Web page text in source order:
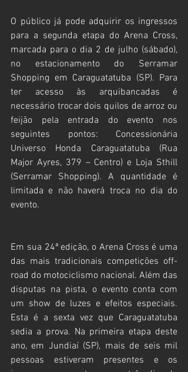
O público já pode adquirir os ingressos
para a segunda etapa do Arena Cross,
marcada para o dia 2 de julho (sábado),
no estacionamento do Serramar
Shopping em Caraguatatuba (SP). Para
ter acesso às arquibancadas é
necessário trocar dois quilos de arroz ou
feijão pela entrada do evento nos
seguintes pontos: Concessionária
Universo Honda Caraguatatuba (Rua
Major Ayres, 379 – Centro) e Loja Sthill
(Serramar Shopping). A quantidade é
limitada e não haverá troca no dia do
evento.
Em sua 24ª edição, o Arena Cross é uma
das mais tradicionais competições off-
road do motociclismo nacional. Além das
disputas na pista, o evento conta com
um show de luzes e efeitos especiais.
Esta é a sexta vez que Caraguatatuba
sedia a prova. Na primeira etapa deste
ano, em Jundiaí (SP), mais de seis mil
pessoas estiveram presentes e os